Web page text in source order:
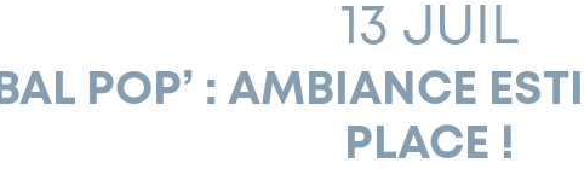
13 JUIL
BAL POP’ : AMBIANCE
PLACE !